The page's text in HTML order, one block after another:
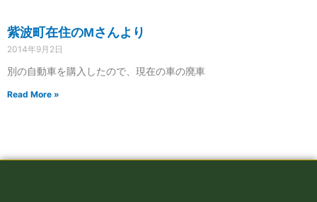
紫波町在住のMさんより
2014年9月2日
別の自動車を購入したので、現在の車の廃車
Read More »